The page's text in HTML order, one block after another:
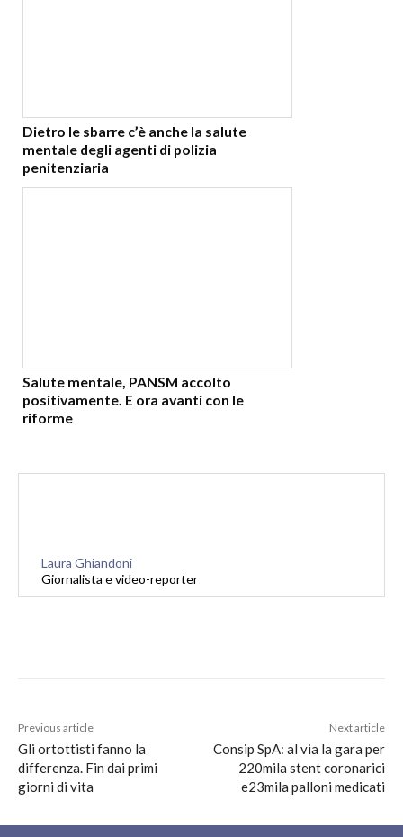
Dietro le sbarre c’è anche la salute
mentale degli agenti di polizia
penitenziaria
Salute mentale, PANSM accolto
positivamente. E ora avanti con le
riforme
Laura Ghiandoni
Giornalista e video-reporter
Previous article
Gli ortottisti fanno la
differenza. Fin dai primi
giorni di vita
Next article
Consip SpA: al via la gara per
220mila stent coronarici
e23mila palloni medicati